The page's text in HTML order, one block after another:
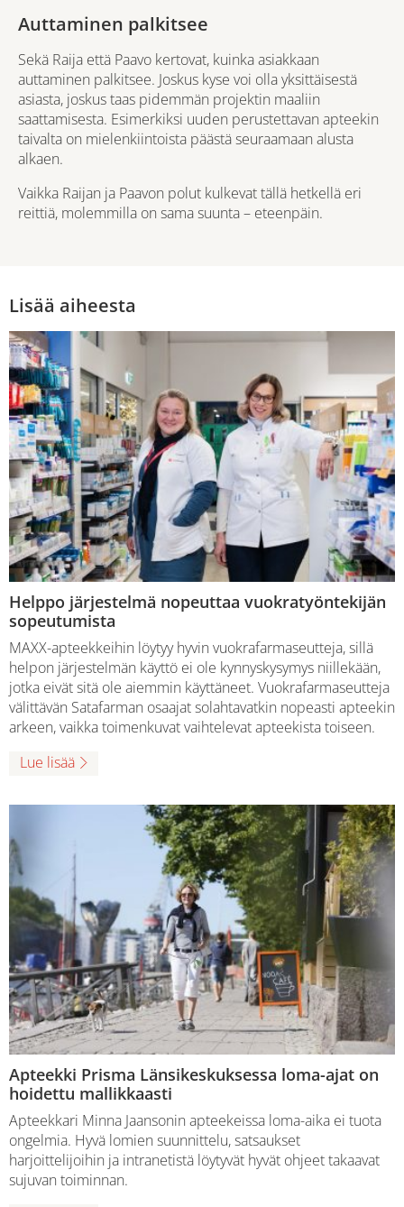
Auttaminen palkitsee
Sekä Raija että Paavo kertovat, kuinka asiakkaan
auttaminen palkitsee. Joskus kyse voi olla yksittäisestä
asiasta, joskus taas pidemmän projektin maaliin
saattamisesta. Esimerkiksi uuden perustettavan apteekin
taivalta on mielenkiintoista päästä seuraamaan alusta
alkaen.
Vaikka Raijan ja Paavon polut kulkevat tällä hetkellä eri
reittiä, molemmilla on sama suunta – eteenpäin.
Lisää aiheesta
Helppo järjestelmä nopeuttaa vuokratyöntekijän
sopeutumista
MAXX-apteekkeihin löytyy hyvin vuokrafarmaseutteja, sillä
helpon järjestelmän käyttö ei ole kynnyskysymys niillekään,
jotka eivät sitä ole aiemmin käyttäneet. Vuokrafarmaseutteja
välittävän Satafarman osaajat solahtavatkin nopeasti apteekin
arkeen, vaikka toimenkuvat vaihtelevat apteekista toiseen.
Lue lisää
Apteekki Prisma Länsikeskuksessa loma-ajat on
hoidettu mallikkaasti
Apteekkari Minna Jaansonin apteekeissa loma-aika ei tuota
ongelmia. Hyvä lomien suunnittelu, satsaukset
harjoittelijoihin ja intranetistä löytyvät hyvät ohjeet takaavat
sujuvan toiminnan.